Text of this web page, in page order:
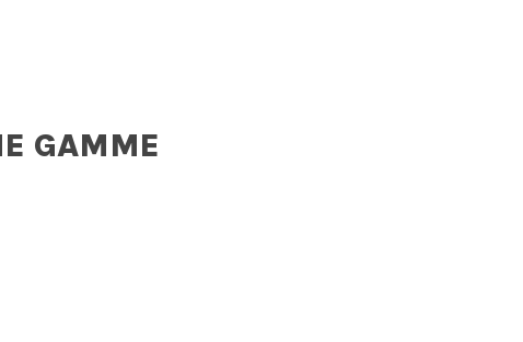
GAMME